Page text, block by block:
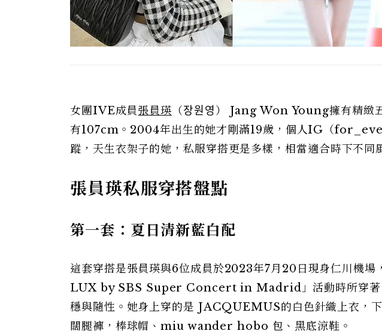
女團IVE成員張員瑛 （장원영） Jang Won Young擁有精緻
有107cm。2004年出生的她才剛滿19歲，個人IG（
蹤，天生衣架子的她，私服穿搭更是多樣，相當適合時下不同
張員瑛私服穿搭盤點
第一套：夏日清新藍白配
這套穿搭是張員瑛與6位成員於2023年7月20日現身仁川機
LUX by SBS Super Concert in Madrid」活動時所穿著。
穩與隨性。她身上穿的是 JACQUEMUS的白色針織上衣，
闊腿褲，棒球帽、miu wander hobo 包、黑底涼鞋。